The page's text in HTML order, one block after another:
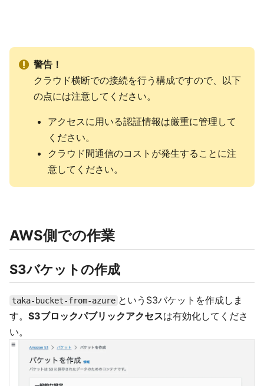
警告！
クラウド横断での接続を行う構成ですので、以下
の点には注意してください。
アクセスに用いる認証情報は厳重に管理して
ください。
クラウド間通信のコストが発生することに注
意してください。
AWS側での作業
S3バケットの作成
taka-bucket-from-azure というS3バケットを作成しま
す。 S3ブロックパブリックアクセスは有効化してくださ
い。